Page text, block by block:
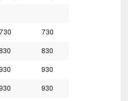
730 730
830
930
930